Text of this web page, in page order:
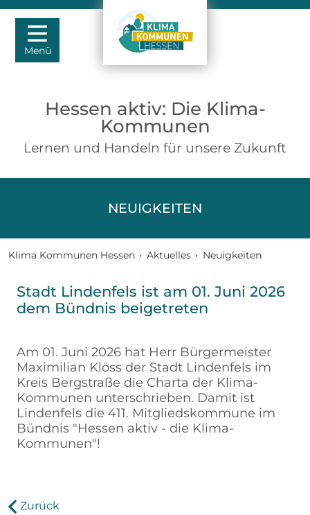
Menü
Hessen aktiv: Die Klima-
Kommunen
Lernen und Handeln für unsere Zukunft
NEUIGKEITEN
Klima Kommunen Hessen • Aktuelles • Neuigkeiten
Stadt Lindenfels ist am 01. Juni 2026
dem Bündnis beigetreten
Am 01. Juni 2026 hat Herr Bürgermeister
Maximilian Klöss der Stadt Lindenfels im
Kreis Bergstraße die Charta der Klima-
Kommunen unterschrieben. Damit ist
Lindenfels die 411. Mitgliedskommune im
Bündnis "Hessen aktiv - die Klima-
Kommunen"!
Zurück